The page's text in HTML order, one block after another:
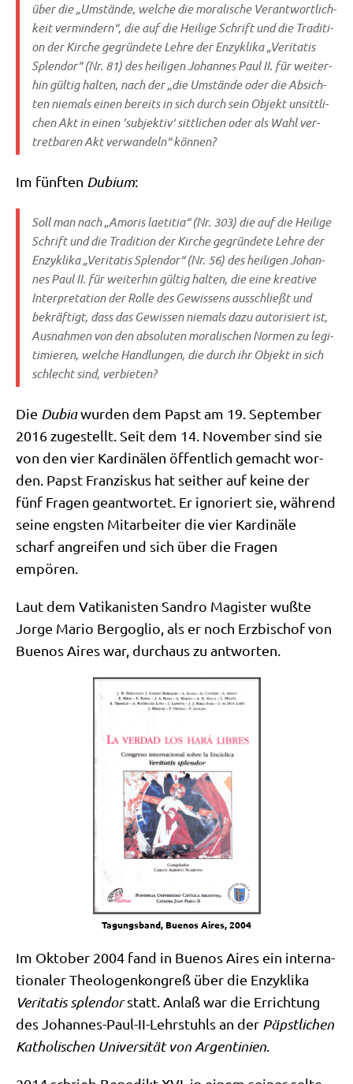
über die „Umstän­de, wel­che die mora­li­sche Ver­ant­wort­lich­
keit ver­min­dern“, die auf die Hei­li­ge Schrift und die Tra­di­ti­
on der Kir­che gegrün­de­te Leh­re der Enzy­kli­ka „Veri­ta­tis
Sple­ndor“ (Nr. 81) des hei­li­gen Johan­nes Paul II. für wei­ter­
hin gül­tig hal­ten, nach der „die Umstän­de oder die Absich­
ten nie­mals einen bereits in sich durch sein Objekt unsitt­li­
chen Akt in einen ’sub­jek­tiv‘ sitt­li­chen oder als Wahl ver­
tret­ba­ren Akt ver­wan­deln“ können?
Im fünf­ten Dubi­um:
Soll man nach „Amo­ris lae­ti­tia“ (Nr. 303) die auf die Hei­li­ge
Schrift und die Tra­di­ti­on der Kir­che gegrün­de­te Leh­re der
Enzy­kli­ka „Veri­ta­tis Sple­ndor“ (Nr. 56) des hei­li­gen Johan­
nes Paul II. für wei­ter­hin gül­tig hal­ten, die eine krea­ti­ve
Inter­pre­ta­ti­on der Rol­le des Gewis­sens aus­schließt und
bekräf­tigt, dass das Gewis­sen nie­mals dazu auto­ri­siert ist,
Aus­nah­men von den abso­lu­ten mora­li­schen Nor­men zu legi­
ti­mie­ren, wel­che Hand­lun­gen, die durch ihr Objekt in sich
schlecht sind, verbieten?
Die Dubiawur­den dem Papst am 19. Sep­tem­ber
2016 zuge­stellt. Seit dem 14. Novem­ber sind sie
von den vier Kar­di­nä­len öffent­lich gemacht wor­
den. Papst Fran­zis­kus hat seit­her auf kei­ne der
fünf Fra­gen geant­wor­tet. Er igno­riert sie, wäh­rend
sei­ne eng­sten Mit­ar­bei­ter die vier Kar­di­nä­le
scharf angrei­fen und sich über die Fra­gen
empören.
Laut dem Vati­ka­ni­sten San­dro Magi­ster wuß­te
Jor­ge Mario Berg­o­glio, als er noch Erz­bi­schof von
Bue­nos Aires war, durch­aus zu antworten.
Tagungs­band, Bue­nos Aires, 2004
Im Okto­ber 2004 fand in Bue­nos Aires ein inter­na­
tio­na­ler Theo­lo­gen­kon­greß über die Enzy­kli­ka
Veri­ta­tis sple­ndorstatt. Anlaß war die Errich­tung
des Johan­nes-Paul-II-Lehr­stuhls an der Päpst­li­chen
Katho­li­schen Uni­ver­si­tät von Argen­ti­ni­en.